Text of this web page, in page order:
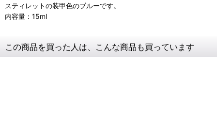
スティレットの装甲色のブルーです。
内容量：15ml
この商品を買った人は、こんな商品も買っています